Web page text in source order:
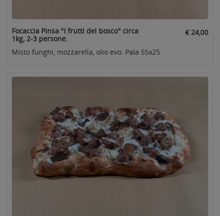
Focaccia Pinsa "I frutti del bosco" circa
1kg, 2-3 persone.
€ 24,00
Misto funghi, mozzarella, olio evo. Pala 55x25